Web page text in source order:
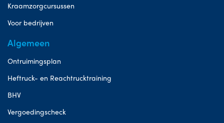
Kraamzorgcursussen
Voor bedrijven
Algemeen
Ontruimingsplan
Heftruck- en Reachtrucktraining
BHV
Vergoedingscheck